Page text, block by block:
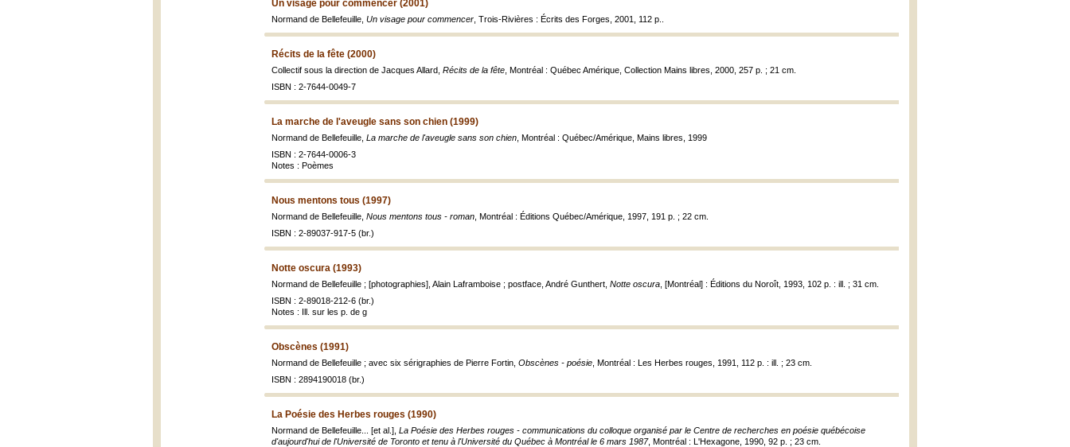
Un visage pour commencer (2001)
Normand de Bellefeuille, Un visage pour commencer , Trois-Rivières : Écrits des Forges, 2001, 112 p..
Récits de la fête (2000)
Collectif sous la direction de Jacques Allard, Récits de la fête , Montréal : Québec Amérique, Collection Mains libres, 2000, 257 p. ; 21 cm.
ISBN : 2-7644-0049-7
La marche de l'aveugle sans son chien (1999)
Normand de Bellefeuille, La marche de l'aveugle sans son chien , Montréal : Québec/Amérique, Mains libres, 1999
ISBN : 2-7644-0006-3
Notes : Poèmes
Nous mentons tous (1997)
Normand de Bellefeuille, Nous mentons tous - roman , Montréal : Éditions Québec/Amérique, 1997, 191 p. ; 22 cm.
ISBN : 2-89037-917-5 (br.)
Notte oscura (1993)
Normand de Bellefeuille ; [photographies], Alain Laframboise ; postface, André Gunthert, Notte oscura , [Montréal] : Éditions du Noroît, 1993, 102 p. : ill. ; 31 cm.
ISBN : 2-89018-212-6 (br.)
Notes : Ill. sur les p. de g
Obscènes (1991)
Normand de Bellefeuille ; avec six sérigraphies de Pierre Fortin, Obscènes - poésie , Montréal : Les Herbes rouges, 1991, 112 p. : ill. ; 23 cm.
ISBN : 2894190018 (br.)
La Poésie des Herbes rouges (1990)
Normand de Bellefeuille... [et al.], La Poésie des Herbes rouges - communications du colloque organisé par le Centre de recherches en poésie québécoise
d'aujourd'hui de l'Université de Toronto et tenu à l'Université du Québec à Montréal le 6 mars 1987, Montréal : L'Hexagone, 1990, 92 p. ; 23 cm.